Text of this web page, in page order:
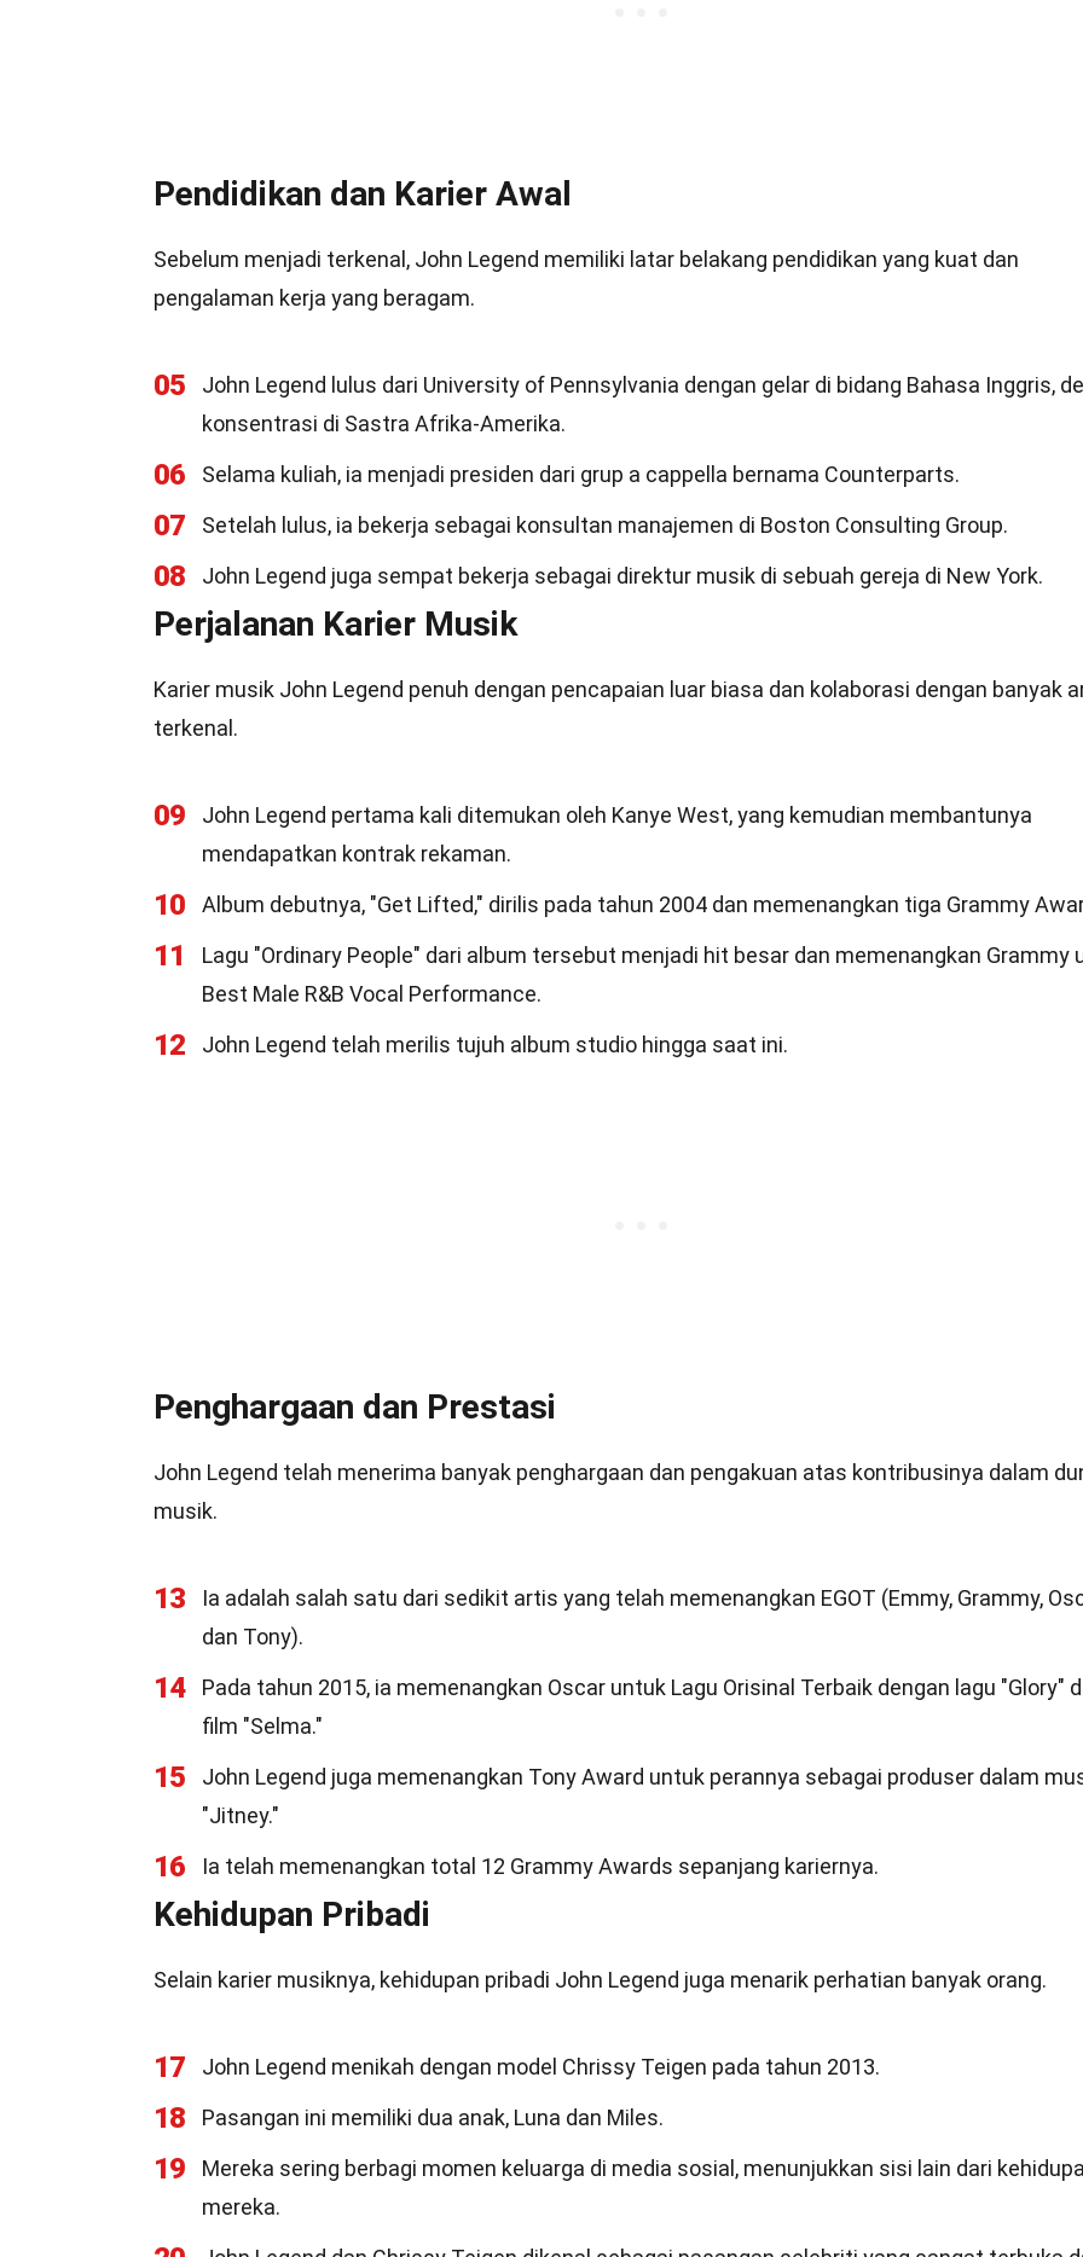
Pendidikan dan Karier Awal
Sebelum menjadi terkenal, John Legend memiliki latar belakang pendidikan yang kuat dan
pengalaman kerja yang beragam.
05
John Legend lulus dari University of Pennsylvania dengan gelar di bidang Bahasa Inggris,
konsentrasi di Sastra Afrika-Amerika.
06 Selama kuliah, ia menjadi presiden dari grup a cappella bernama Counterparts.
07 Setelah lulus, ia bekerja sebagai konsultan manajemen di Boston Consulting Group.
08 John Legend juga sempat bekerja sebagai direktur musik di sebuah gereja di New York.
Perjalanan Karier Musik
Karier musik John Legend penuh dengan pencapaian luar biasa dan kolaborasi dengan banyak
terkenal.
09
John Legend pertama kali ditemukan oleh Kanye West, yang kemudian membantunya
mendapatkan kontrak rekaman.
10 Album debutnya, "Get Lifted," dirilis pada tahun 2004 dan memenangkan tiga Grammy
11
Lagu "Ordinary People" dari album tersebut menjadi hit besar dan memenangkan Grammy
Best Male R&B Vocal Performance.
12 John Legend telah merilis tujuh album studio hingga saat ini.
Penghargaan dan Prestasi
John Legend telah menerima banyak penghargaan dan pengakuan atas kontribusinya dalam
musik.
13
Ia adalah salah satu dari sedikit artis yang telah memenangkan EGOT (Emmy, Grammy,
dan Tony).
14
Pada tahun 2015, ia memenangkan Oscar untuk Lagu Orisinal Terbaik dengan lagu "Glory"
film "Selma."
15
John Legend juga memenangkan Tony Award untuk perannya sebagai produser dalam
"Jitney."
16 Ia telah memenangkan total 12 Grammy Awards sepanjang kariernya.
Kehidupan Pribadi
Selain karier musiknya, kehidupan pribadi John Legend juga menarik perhatian banyak orang.
17 John Legend menikah dengan model Chrissy Teigen pada tahun 2013.
18 Pasangan ini memiliki dua anak, Luna dan Miles.
19
Mereka sering berbagi momen keluarga di media sosial, menunjukkan sisi lain dari
mereka.